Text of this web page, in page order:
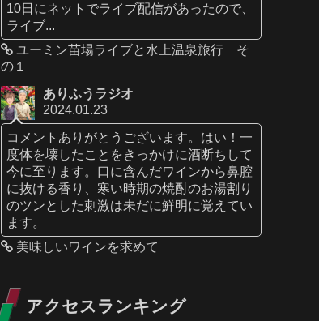
10日にネットでライブ配信があったので、
ライブ...
ユーミン苗場ライブと水上温泉旅行 そ
の１
ありふうラジオ
2024.01.23
コメントありがとうございます。はい！一
度体を壊したことをきっかけに酒断ちして
今に至ります。口に含んだワインから鼻腔
に抜ける香り、寒い時期の焼酎のお湯割り
のツンとした刺激は未だに鮮明に覚えてい
ます。
美味しいワインを求めて
アクセスランキング